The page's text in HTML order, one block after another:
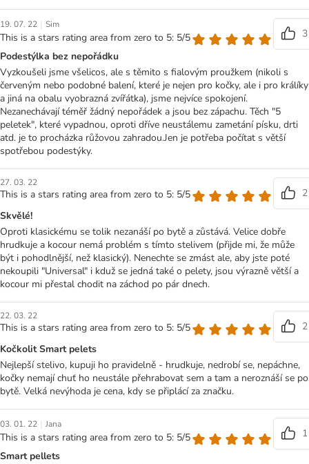
19. 07. 22 | Sim
This is a stars rating area from zero to 5: 5/5
3
Podestýlka bez nepořádku
Vyzkoušeli jsme všelicos, ale s těmito s fialovým proužkem (nikoli s
červeným nebo podobné balení, které je nejen pro kočky, ale i pro králíky
a jiná na obalu vyobrazná zvířátka), jsme nejvíce spokojení.
Nezanechávají téměř žádný nepořádek a jsou bez zápachu. Těch "5
peletek", které vypadnou, oproti dříve neustálemu zametání písku, drti
atd. je to procházka růžovou zahradou.Jen je potřeba počítat s větší
spotřebou podestýky.
27. 03. 22
This is a stars rating area from zero to 5: 5/5
2
Skvělé!
Oproti klasickému se tolik nezanáší po bytě a zůstává. Velice dobře
hrudkuje a kocour nemá problém s tímto stelivem (přijde mi, že může
být i pohodlnější, než klasický). Nenechte se zmást ale, aby jste poté
nekoupili "Universal" i kduž se jedná také o pelety, jsou výrazně větší a
kocour mi přestal chodit na záchod po pár dnech.
22. 03. 22
This is a stars rating area from zero to 5: 5/5
2
Kočkolit Smart pelets
Nejlepší stelivo, kupuji ho pravidelně - hrudkuje, nedrobí se, nepáchne,
kočky nemají chuť ho neustále přehrabovat sem a tam a neroznáší se po
bytě. Velká nevýhoda je cena, kdy se připlácí za značku.
03. 01. 22 | Jana
This is a stars rating area from zero to 5: 5/5
1
Smart pellets